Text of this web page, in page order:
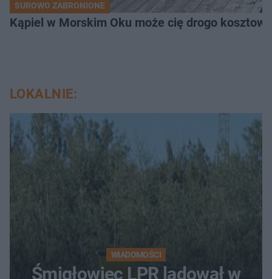
SUROWO ZABRONIONE
Kąpiel w Morskim Oku może cię drogo
LOKALNIE:
WIADOMOŚCI
Śmigłowiec LPR lądował w